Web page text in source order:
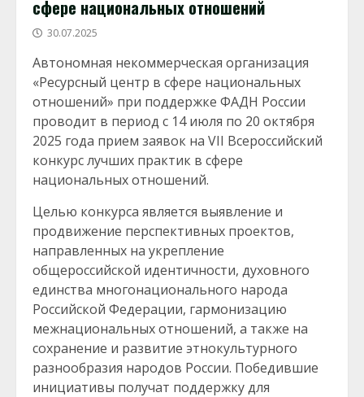
сфере национальных отношений
30.07.2025
Автономная некоммерческая организация
«Ресурсный центр в сфере национальных
отношений» при поддержке ФАДН России
проводит в период с 14 июля по 20 октября
2025 года прием заявок на VII Всероссийский
конкурс лучших практик в сфере
национальных отношений.
Целью конкурса является выявление и
продвижение перспективных проектов,
направленных на укрепление
общероссийской идентичности, духовного
единства многонационального народа
Российской Федерации, гармонизацию
межнациональных отношений, а также на
сохранение и развитие этнокультурного
разнообразия народов России. Победившие
инициативы получат поддержку для